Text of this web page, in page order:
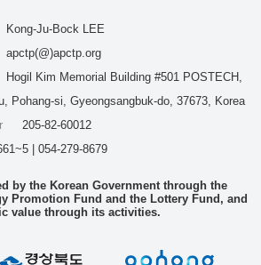
Kong-Ju-Bock LEE
apctp(@)apctp.org
Hogil Kim Memorial Building #501 POSTECH,
Pohang-si, Gyeongsangbuk-do, 37673, Korea
205-82-60012
| 054-279-8679
by the Korean Government through the
Promotion Fund and the Lottery Fund, and
value through its activities.